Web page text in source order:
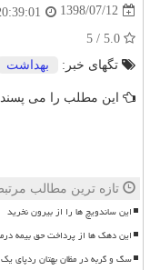
1398/07/12
تگهای خبر:
بهداشت
این مطلب را می
تازه ترین مطالب
این ساندویچ ها را از بیرون نخرید
این دهک ها از پرداخت حق بیمه
سگ و گربه در مظان بهتان ردپای یک